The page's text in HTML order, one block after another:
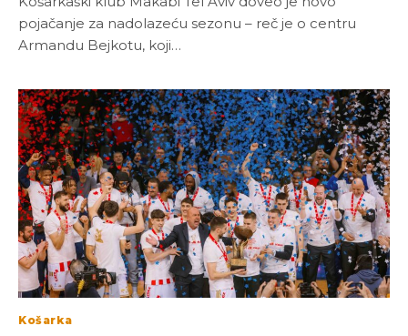
pojačanje za nadolazeću sezonu – reč je o centru
Armandu Bejkotu, koji…
Košarka